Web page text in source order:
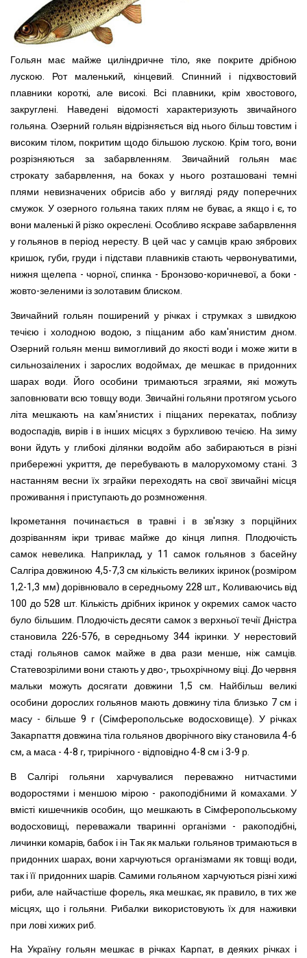
Гольян має майже циліндричне тіло, яке покрите дрібною
лускою. Рот маленький, кінцевий. Спинний і підхвостовий
плавники короткі, але високі. Всі плавники, крім хвостового,
закруглені. Наведені відомості характеризують звичайного
гольяна. Озерний гольян відрізняється від нього більш товстим і
високим тілом, покритим щодо більшою лускою. Крім того, вони
розрізняються за забарвленням. Звичайний гольян має
строкату забарвлення, на боках у нього розташовані темні
плями невизначених обрисів або у вигляді ряду поперечних
смужок. У озерного гольяна таких плям не буває, а якщо і є, то
вони маленькі й різко окреслені. Особливо яскраве забарвлення
у гольянов в період нересту. В цей час у самців краю зябрових
кришок, губи, груди і підстави плавників стають червонуватими,
нижня щелепа - чорної, спинка - Бронзово-коричневої, а боки -
жовто-зеленими із золотавим блиском.
Звичайний гольян поширений у річках і струмках з швидкою
течією і холодною водою, з піщаним або кам'янистим дном.
Озерний гольян менш вимогливий до якості води і може жити в
сильнозаілених і зарослих водоймах, де мешкає в придонних
шарах води. Його особини тримаються зграями, які можуть
заповнювати всю товщу води. Звичайні гольяни протягом усього
літа мешкають на кам'янистих і піщаних перекатах, поблизу
водоспадів, вирів і в інших місцях з бурхливою течією. На зиму
вони йдуть у глибокі ділянки водойм або забираються в різні
прибережні укриття, де перебувають в малорухомому стані. З
настанням весни їх зграйки переходять на свої звичайні місця
проживання і приступають до розмноження.
Ікрометання починається в травні і в зв'язку з порційних
дозріванням ікри триває майже до кінця липня. Плодючість
самок невелика. Наприклад, у 11 самок гольянов з басейну
Салгіра довжиною 4,5-7,3 см кількість великих ікринок (розміром
1,2-1,3 мм) дорівнювало в середньому 228 шт., Коливаючись від
100 до 528 шт. Кількість дрібних ікринок у окремих самок часто
було більшим. Плодючість десяти самок з верхньої течії Дністра
становила 226-576, в середньому 344 ікринки. У нерестовий
стаді гольянов самок майже в два рази менше, ніж самців.
Статевозрілими вони стають у дво-, трьохрічному віці. До червня
мальки можуть досягати довжини 1,5 см. Найбільш великі
особини дорослих гольянов мають довжину тіла близько 7 см і
масу - більше 9 г (Сімферопольське водосховище). У річках
Закарпаття довжина тіла гольянов дворічного віку становила 4-6
см, а маса - 4-8 г, трирічного - відповідно 4-8 см і 3-9 р.
В Салгірі гольяни харчувалися переважно нитчастими
водоростями і меншою мірою - ракоподібними й комахами. У
вмісті кишечників особин, що мешкають в Сімферопольському
водосховищі, переважали тваринні організми - ракоподібні,
личинки комарів, бабок і ін Так як мальки гольянов тримаються в
придонних шарах, вони харчуються організмами як товщі води,
так і її придонних шарів. Самими гольяном харчуються різні хижі
риби, але найчастіше форель, яка мешкає, як правило, в тих же
місцях, що і гольяни. Рибалки використовують їх для наживки
при лові хижих риб.
На Україну гольян мешкає в річках Карпат, в деяких річках і